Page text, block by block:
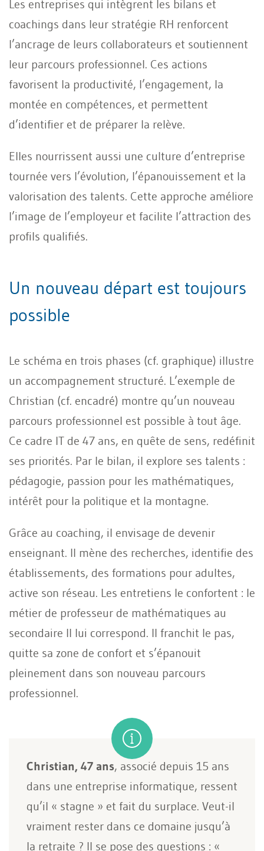
Les entreprises qui intègrent les bilans et
coachings dans leur stratégie RH renforcent
l’ancrage de leurs collaborateurs et soutiennent
leur parcours professionnel. Ces actions
favorisent la productivité, l’engagement, la
montée en compétences, et permettent
d’identifier et de préparer la relève.
Elles nourrissent aussi une culture d’entreprise
tournée vers l’évolution, l’épanouissement et la
valorisation des talents. Cette approche améliore
l’image de l’employeur et facilite l’attraction des
profils qualifiés.
Un nouveau départ est toujours
possible
Le schéma en trois phases (cf. graphique) illustre
un accompagnement structuré. L’exemple de
Christian (cf. encadré) montre qu’un nouveau
parcours professionnel est possible à tout âge.
Ce cadre IT de 47 ans, en quête de sens, redéfinit
ses priorités. Par le bilan, il explore ses talents :
pédagogie, passion pour les mathématiques,
intérêt pour la politique et la montagne.
Grâce au coaching, il envisage de devenir
enseignant. Il mène des recherches, identifie des
établissements, des formations pour adultes,
active son réseau. Les entretiens le confortent : le
métier de professeur de mathématiques au
secondaire II lui correspond. Il franchit le pas,
quitte sa zone de confort et s’épanouit
pleinement dans son nouveau parcours
professionnel.
Christian, 47 ans, associé depuis 15 ans
dans une entreprise informatique, ressent
qu’il « stagne » et fait du surplace. Veut-il
vraiment rester dans ce domaine jusqu’à
la retraite ? Il se pose des questions : «